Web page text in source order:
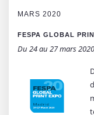
MARS 2020
FESPA GLOBAL
Du 24 au 27 mars